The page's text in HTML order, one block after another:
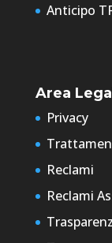
Anticipo
Area
Privacy
Reclami
Reclami